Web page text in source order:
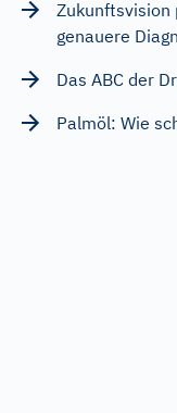
Zukunftsvision
genauere
Das ABC der
Palmöl: Wie